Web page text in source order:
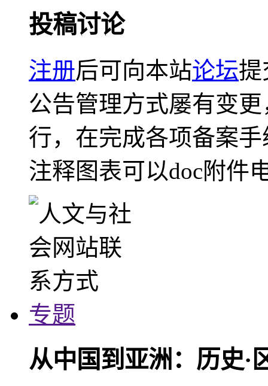
投稿讨论
注册后可向本站论坛提
公告管理方式屡有变
行，在完成各项备案
注释图表可以doc附件
专题
从中国到亚洲：历史·